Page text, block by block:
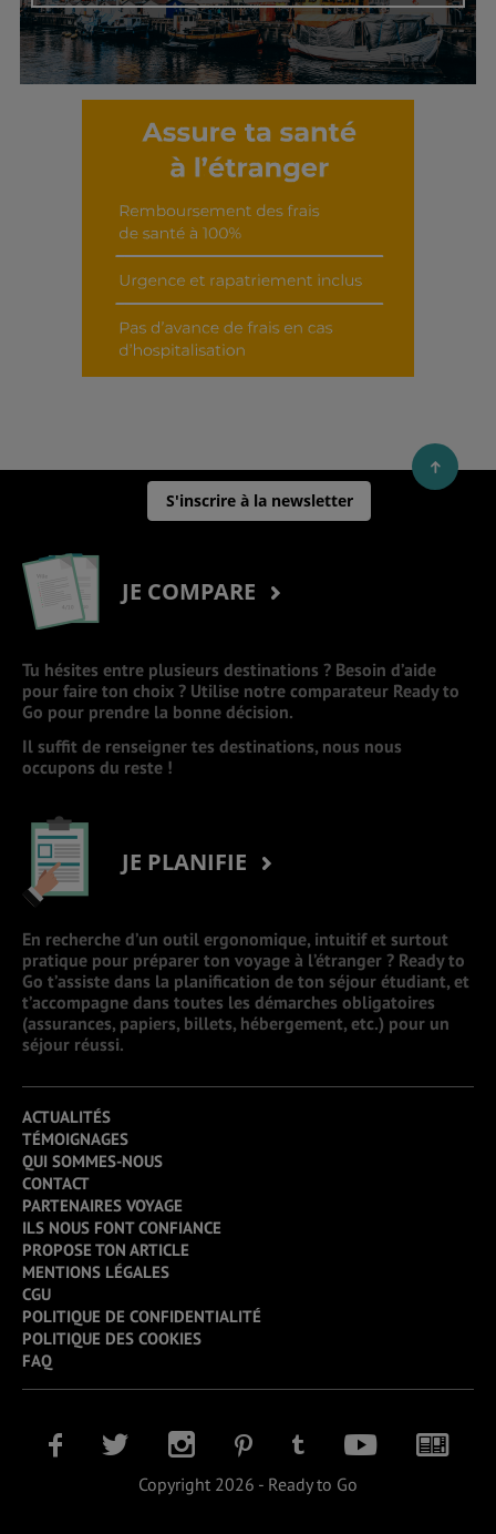
Découvrir cet interview
S'inscrire à la newsletter
JE COMPARE
Tu hésites entre plusieurs destinations ? Besoin d’aide
pour faire ton choix ? Utilise notre comparateur Ready to
Go pour prendre la bonne décision.
Il suffit de renseigner tes destinations, nous nous
occupons du reste !
JE PLANIFIE
En recherche d’un outil ergonomique, intuitif et surtout
pratique pour préparer ton voyage à l’étranger ? Ready to
Go t’assiste dans la planification de ton séjour étudiant, et
t’accompagne dans toutes les démarches obligatoires
(assurances, papiers, billets, hébergement, etc.) pour un
séjour réussi.
ACTUALITÉS
TÉMOIGNAGES
QUI SOMMES-NOUS
CONTACT
PARTENAIRES VOYAGE
ILS NOUS FONT CONFIANCE
PROPOSE TON ARTICLE
MENTIONS LÉGALES
CGU
POLITIQUE DE CONFIDENTIALITÉ
POLITIQUE DES COOKIES
FAQ
Copyright 2026 - Ready to Go